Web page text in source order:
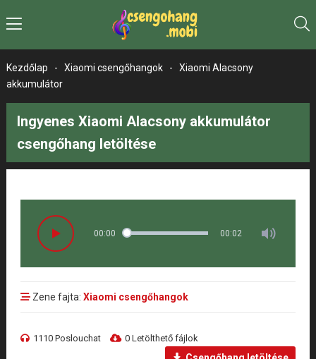
Kezdőlap - Xiaomi csengőhangok -
Xiaomi Alacsony
akkumulátor
Ingyenes Xiaomi Alacsony akkumulátor
csengőhang letöltése
00:00 00:02
Zene fajta: Xiaomi csengőhangok
1110 Poslouchat 0 Letölthető fájlok